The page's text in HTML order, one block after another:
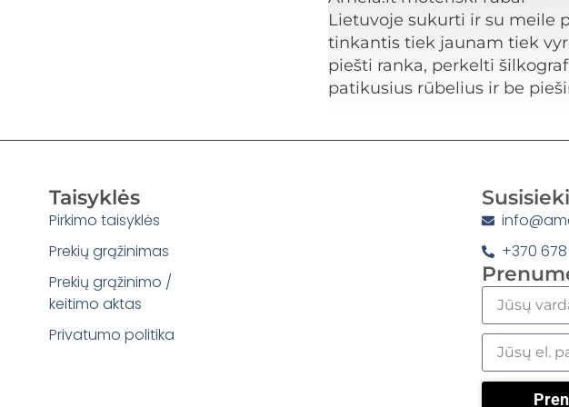
Lietuvoje sukurti ir su meile
tinkantis tiek jaunam tiek
piešti ranka, perkelti
patikusius rūbelius ir be
Taisyklės
Pirkimo taisyklės
Prekių grąžinimas
Prekių grąžinimo /
keitimo aktas
Privatumo politika
+370